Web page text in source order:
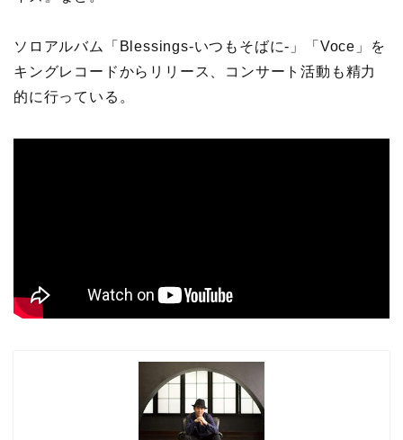
ソロアルバム「Blessings-いつもそばに-」「Voce」を
キングレコードからリリース、コンサート活動も精力
的に行っている。